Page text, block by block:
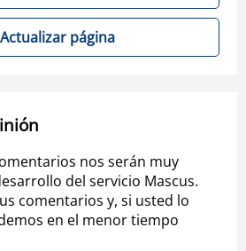
Actualizar página
nos serán muy
del servicio Mascus.
comentarios y, si usted lo
en el menor tiempo